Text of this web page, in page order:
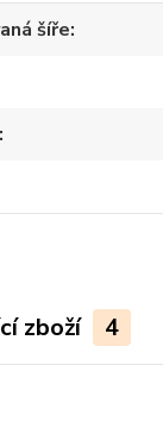
šíře
zboží 4